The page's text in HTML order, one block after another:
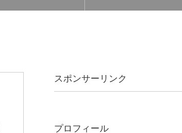
スポンサーリンク
プロフィール